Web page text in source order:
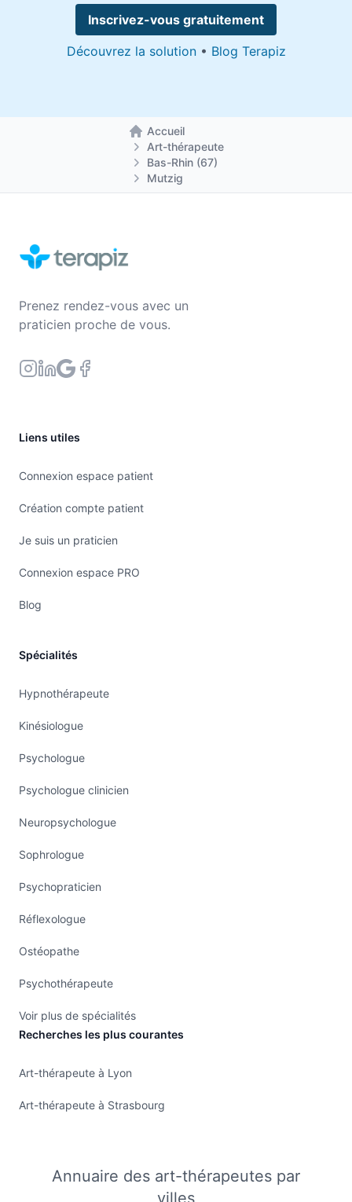
Inscrivez-vous gratuitement
Découvrez la solution• Blog Terapiz
Accueil
Retour à la page d'accueil
Art-thérapeute
Bas-Rhin (67)
Mutzig
Prenez rendez-vous avec un
praticien proche de vous.
Liens utiles
Connexion espace patient
Création compte patient
Je suis un praticien
Connexion espace PRO
Blog
Spécialités
Hypnothérapeute
Kinésiologue
Psychologue
Psychologue clinicien
Neuropsychologue
Sophrologue
Psychopraticien
Réflexologue
Ostéopathe
Psychothérapeute
Voir plus de spécialités
Recherches les plus courantes
Art-thérapeute à Lyon
Art-thérapeute à Strasbourg
Annuaire des art-thérapeutes par
villes